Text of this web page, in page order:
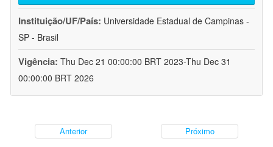
Instituição/UF/País: Universidade Estadual de Campinas -
SP - Brasil
Vigência: Thu Dec 21 00:00:00 BRT 2023-Thu Dec 31
00:00:00 BRT 2026
Anterior Próximo